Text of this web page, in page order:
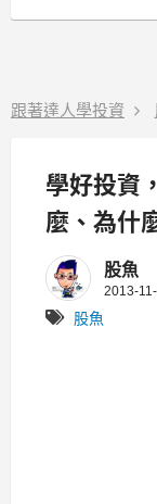
跟著達人學投資
學好投資
麼、為什
股魚
2013-
股魚